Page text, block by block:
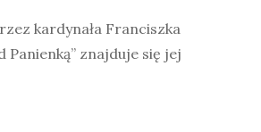
kardynała Franciszka
Panienką” znajduje się jej